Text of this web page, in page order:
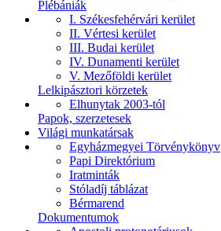
Plébániák
I. Székesfehérvári kerület
II. Vértesi kerület
III. Budai kerület
IV. Dunamenti kerület
V. Mezőföldi kerület
Lelkipásztori körzetek
Elhunytak 2003-tól
Papok, szerzetesek
Világi munkatársak
Egyházmegyei Törvénykönyv
Papi Direktórium
Iratminták
Stóladíj táblázat
Bérmarend
Dokumentumok